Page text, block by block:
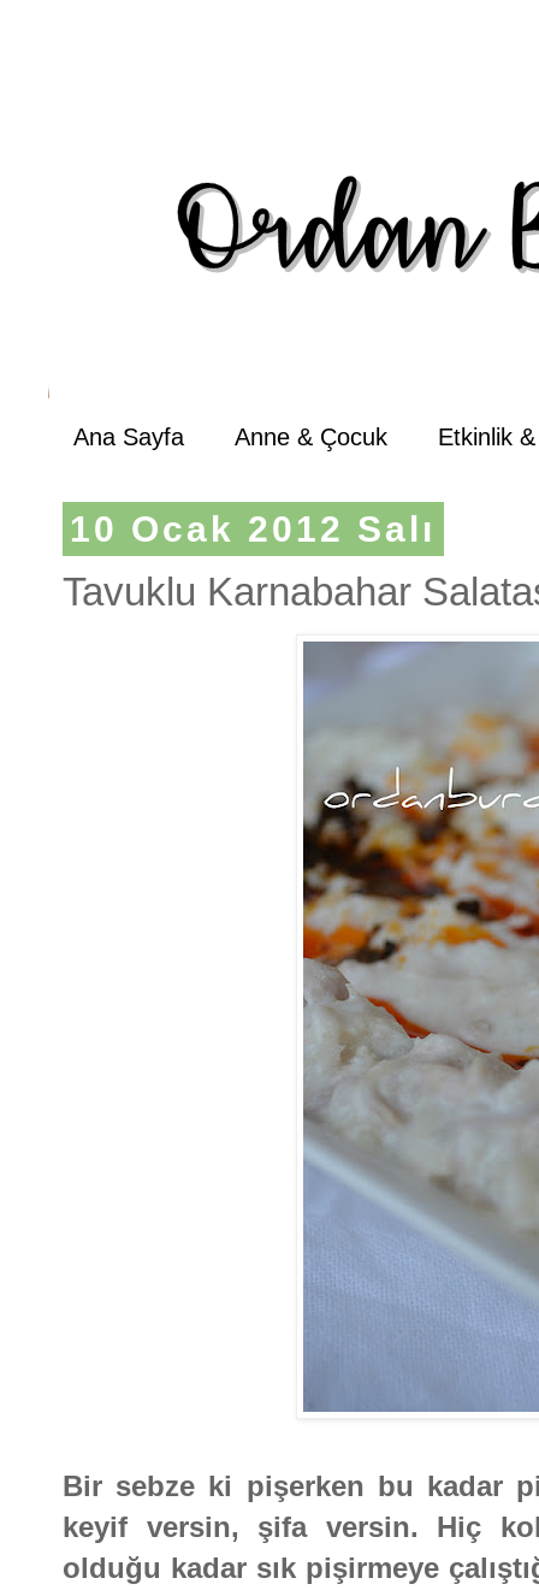
Ana Sayfa Anne & Çocuk Etkinlik
10 Ocak 2012 Salı
Tavuklu Karnabahar
Bir sebze ki pişerken bu kadar
keyif versin, şifa versin. Hiç
olduğu kadar sık pişirmeye